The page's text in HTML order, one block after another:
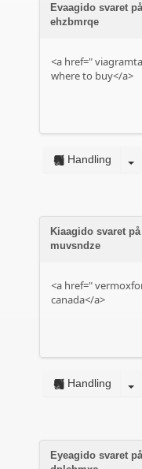
Evaagido svaret
ehzbmrqe
<a href="
where to buy</a>
Handling
Kiaagido svaret
muvsndze
<a href="
canada</a>
Handling
Eyeagido svaret